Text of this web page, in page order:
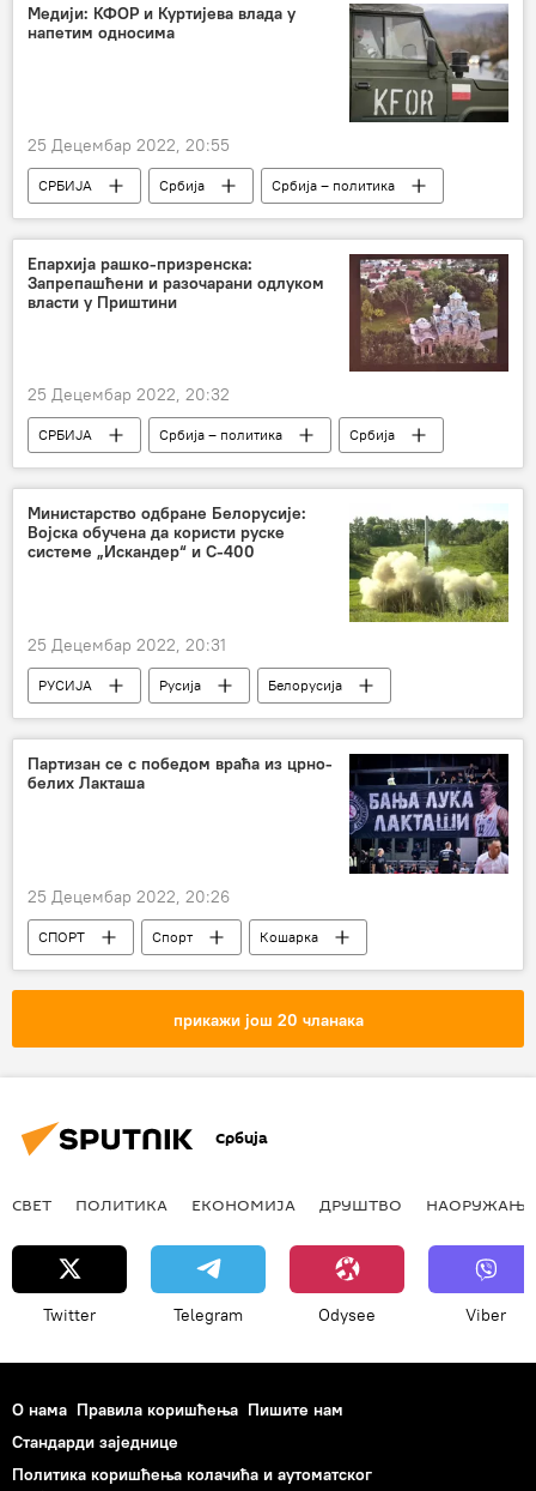
Медији: КФОР и Куртијева влада у
напетим односима
25 Децембар 2022, 20:55
СРБИЈА Србија
Србија – политика
Косово и Метохија (КиМ)
Самоопредељење
командант
састанак Приштина
Епархија рашко-призренска:
Запрепашћени и разочарани одлуком
власти у Приштини
25 Децембар 2022, 20:32
СРБИЈА Србија – политика
Србија
Политика
Косово и Метохија (КиМ)
Министарство одбране Белорусије:
Војска обучена да користи руске
системе „Искандер“ и С-400
25 Децембар 2022, 20:31
РУСИЈА Русија
Белорусија
Војска и наоружање
ракетни систем Искандер
Партизан се с победом враћа из црно-
белих Лакташа
25 Децембар 2022, 20:26
СПОРТ Спорт
Кошарка
КК Партизан
АБА лига
прикажи још 20 чланака
Србија
СВЕТ ПОЛИТИКА ЕКОНОМИЈА ДРУШТВО НАОРУЖАЊЕ
Twitter Telegram Odysee Viber
О нама Правила коришћења Пишите нам
Стандарди заједнице
Политика коришћења колачића и аутоматског